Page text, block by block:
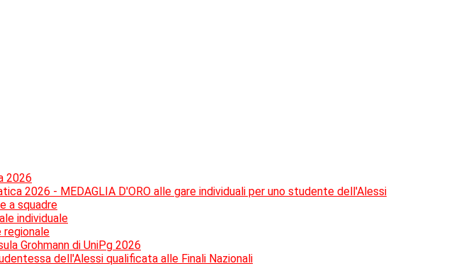
2026
2026 - MEDAGLIA D'ORO alle gare individuali per uno studente dell'Alessi
a squadre
individuale
regionale
Grohmann di UniPg 2026
dell'Alessi qualificata alle Finali Nazionali